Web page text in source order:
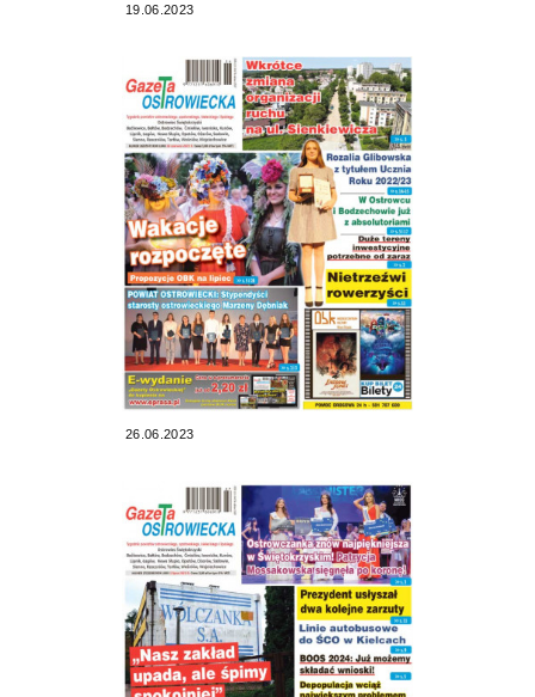
19.06.2023
26.06.2023